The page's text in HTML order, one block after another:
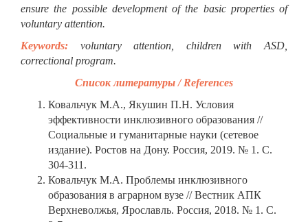
ensure the possible development of the basic properties of
voluntary attention.
Keywords: voluntary attention, children with ASD,
correctional program.
Список литературы / References
Ковальчук М.А., Якушин П.Н. Условия
эффективности инклюзивного образования //
Социальные и гуманитарные науки (сетевое
издание). Ростов на Дону. Россия, 2019. № 1. С.
304-311.
Ковальчук М.А. Проблемы инклюзивного
образования в аграрном вузе // Вестник АПК
Верхневолжья, Ярославль. Россия, 2018. № 1. С.